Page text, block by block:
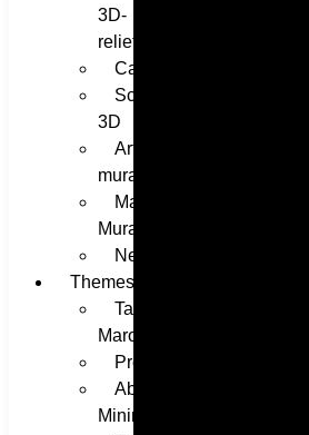
3D-
relief
Cadeaux
Sculptures
3D
Art
mural
Masques
Muraux
Neon
Themes
Tableaux
Marocain
Professionnel
Abstrait-
Minimaliste